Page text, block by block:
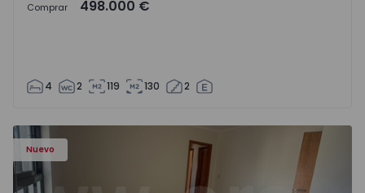
Comprar 498.000 €
4 2 119 130 2
Nuevo
- 15
Apartamento T3 Sintra, Algueirão-Mem Martins -